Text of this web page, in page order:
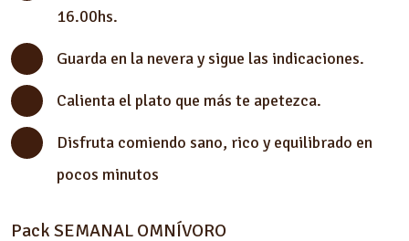
16.00hs.
Guarda en la nevera y sigue las indicaciones.
Calienta el plato que más te apetezca.
Disfruta comiendo sano, rico y equilibrado en
pocos minutos
Pack SEMANAL OMNÍVORO